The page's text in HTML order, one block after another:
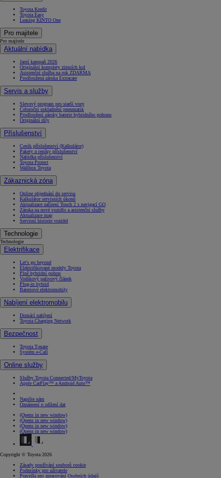
Toyota Kredit
Toyota Easy
Leasing KINTO One
Pro majitele
Pro majitele
Aktuální nabídka
Jarní kampaň 2026
Originální komplety zimních kol
Asistenční služba na rok ZDARMA
Prodloužená záruka Extracare
Servis a služby
Slevový program pro starší vozy
Celoroční uskladnění pneumatik
Prodloužení záruky baterie hybridního pohonu
Originální díly
Příslušenství
Ceník příslušenství (Kalkulátor)
Pakety a ceníky příslušenství
Nabídka příslušenství
Toyota Protect
Wallbox Toyota
Zákaznická zóna
Online objednání do servisu
Kalkulátor servisních úkonů
Aktualizace zařízení Touch 2 s navigací GO
Záruka na nové vozidlo a asistenční služby
Aktualizace map
Servisní historie vozidel
Technologie
Technologie
Elektrifikace
Let's go beyond
Elektrifikované modely Toyota
Plně hybridní pohon
Vodíkový palivový článek
Plug-in hybrid
Bateriové elektromobily
Nabíjení elektromobilu
Domácí nabíjení
Toyota Charging Network
Bezpečnost
Toyota T-mate
Systém e-Call
Online služby
Služby Toyota Connected/MyToyota
Apple CarPlay™ a Android Auto™
Napište nám
Oznámení o sdílení dat
(Opens in new window)
(Opens in new window)
(Opens in new window)
(Opens in new window)
Copyright © Toyota 2026
Zásady používání souborů cookie
Podmínky pro uživatele
Pravidla pro zpracování Osobních údajů